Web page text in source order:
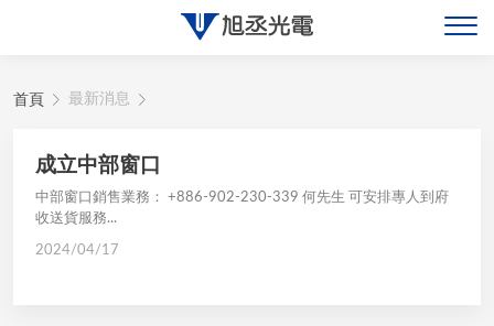
首頁 最新消息
成立中部窗口
中部窗口銷售業務： +886-902-230-339 何先生 可安排專人到府
收送貨服務...
2024/04/17